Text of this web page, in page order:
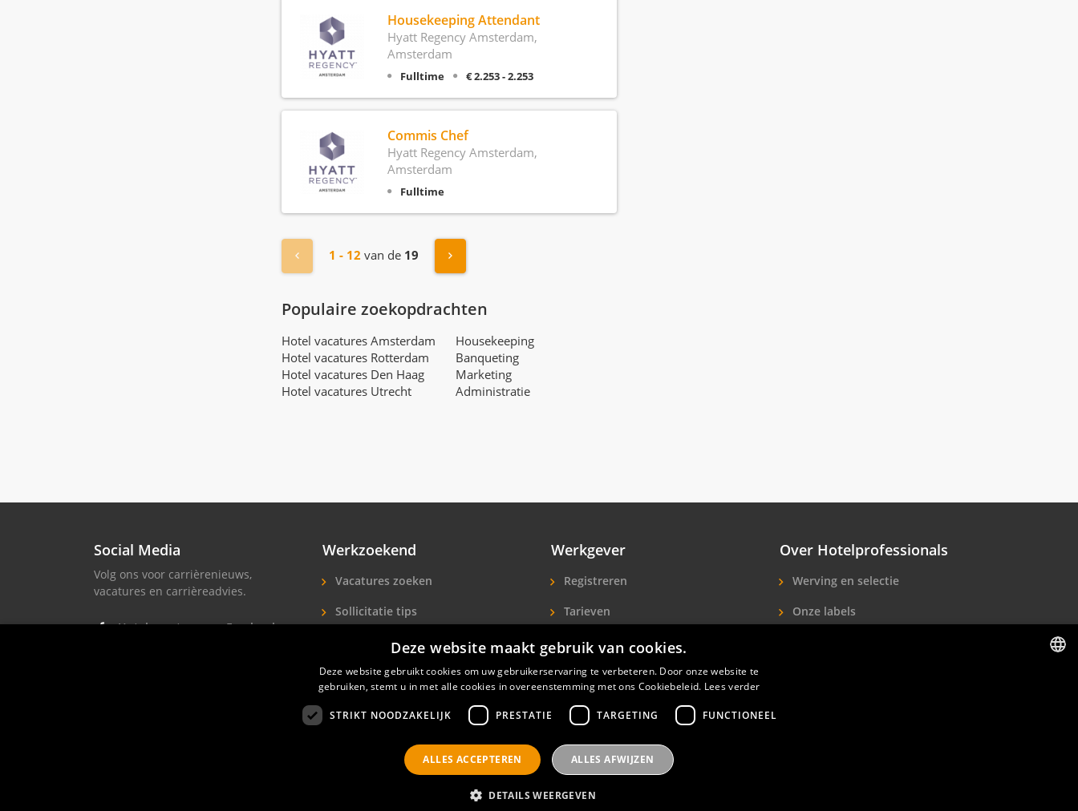
Housekeeping Attendant
Hyatt Regency Amsterdam,
Amsterdam
Fulltime € 2.253 - 2.253
Commis Chef
Hyatt Regency Amsterdam,
Amsterdam
Fulltime
« Vorige1 - 12 van de 19 Volgende »
Populaire zoekopdrachten
Hotel vacatures Amsterdam
Hotel vacatures Rotterdam
Hotel vacatures Den Haag
Hotel vacatures Utrecht
Housekeeping
Banqueting
Marketing
Administratie
Social Media
Volg ons voor carrièrenieuws,
vacatures en carrièreadvies.
Hotel vacatures op Facebook
Werkzoekend
Vacatures zoeken
Sollicitatie tips
Hotels A-Z
Sollicitanten
Werkgever
Registreren
Tarieven
Extra aandacht
Hotelpersoneel zoeken
Over Hotelprofessionals
Werving en selectie
Onze labels
Privacyverklaring Contact Gebruikersvoorwaarden
Deze website maakt gebruik van cookies.
Deze website gebruikt cookies om uw gebruikerservaring te verbeteren. Door onze website te
gebruiken, stemt u in met alle cookies in overeenstemming met ons Cookiebeleid. Lees verder
STRIKT NOODZAKELIJK PRESTATIE TARGETING FUNCTIONEEL
ALLES ACCEPTEREN ALLES AFWIJZEN
DETAILS WEERGEVEN